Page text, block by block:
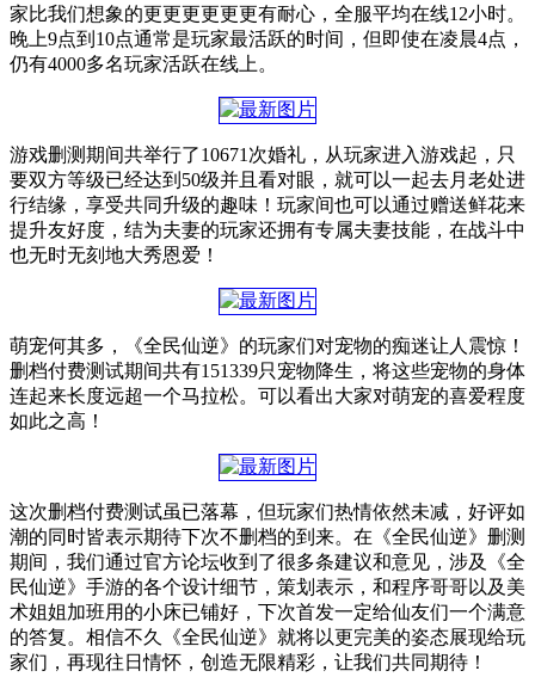
家比我们想象的更更更更更更有耐心，全服平均在线12小时。
晚上9点到10点通常是玩家最活跃的时间，但即使在凌晨4点，
仍有4000多名玩家活跃在线上。
游戏删测期间共举行了10671次婚礼，从玩家进入游戏起，只
要双方等级已经达到50级并且看对眼，就可以一起去月老处进
行结缘，享受共同升级的趣味！玩家间也可以通过赠送鲜花来
提升友好度，结为夫妻的玩家还拥有专属夫妻技能，在战斗中
也无时无刻地大秀恩爱！
萌宠何其多，《全民仙逆》的玩家们对宠物的痴迷让人震惊！
删档付费测试期间共有151339只宠物降生，将这些宠物的身体
连起来长度远超一个马拉松。可以看出大家对萌宠的喜爱程度
如此之高！
这次删档付费测试虽已落幕，但玩家们热情依然未减，好评如
潮的同时皆表示期待下次不删档的到来。在《全民仙逆》删测
期间，我们通过官方论坛收到了很多条建议和意见，涉及《全
民仙逆》手游的各个设计细节，策划表示，和程序哥哥以及美
术姐姐加班用的小床已铺好，下次首发一定给仙友们一个满意
的答复。相信不久《全民仙逆》就将以更完美的姿态展现给玩
家们，再现往日情怀，创造无限精彩，让我们共同期待！